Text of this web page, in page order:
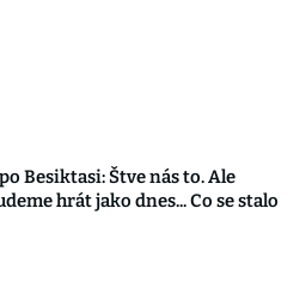
Besiktasi: Štve nás to. Ale
hrát jako dnes... Co se stalo